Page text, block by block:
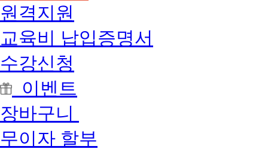
원격지원
교육비 납입증명서
수강신청
이벤트
장바구니
무이자 할부